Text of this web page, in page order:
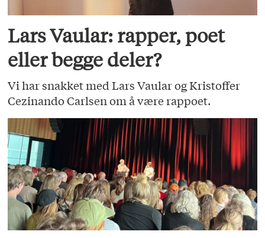
Lars Vaular: rapper, poet
eller begge deler?
Vi har snakket med Lars Vaular og Kristoffer
Cezinando Carlsen om å være rappoet.